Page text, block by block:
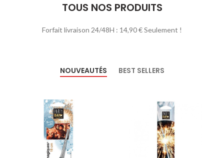
TOUS NOS PRODUITS
Forfait livraison 24/48H : 14,90 € Seulement !
NOUVEAUTÉS BEST SELLERS